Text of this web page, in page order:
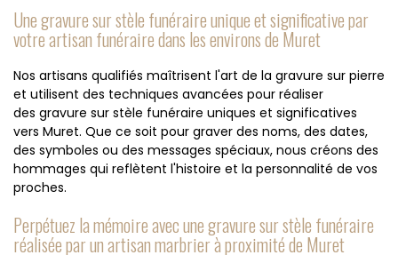
Une gravure sur stèle funéraire unique et significative par
votre artisan funéraire dans les environs de Muret
Nos artisans qualifiés maîtrisent l'art de la gravure sur pierre
et utilisent des techniques avancées pour réaliser
des gravure sur stèle funéraire uniques et significatives
vers Muret. Que ce soit pour graver des noms, des dates,
des symboles ou des messages spéciaux, nous créons des
hommages qui reflètent l'histoire et la personnalité de vos
proches.
Perpétuez la mémoire avec une gravure sur stèle funéraire
réalisée par un artisan marbrier à proximité de Muret